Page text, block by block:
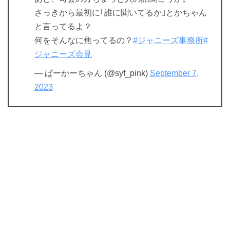
さっきから最初に｢誰に聞いてるか｣とかちゃん
と言ってるよ？
何をそんなに焦ってるの？ #ジャニーズ事務所#
ジャニーズ会見
— ぱーかーちゃん (@syf_pink) September 7,
2023